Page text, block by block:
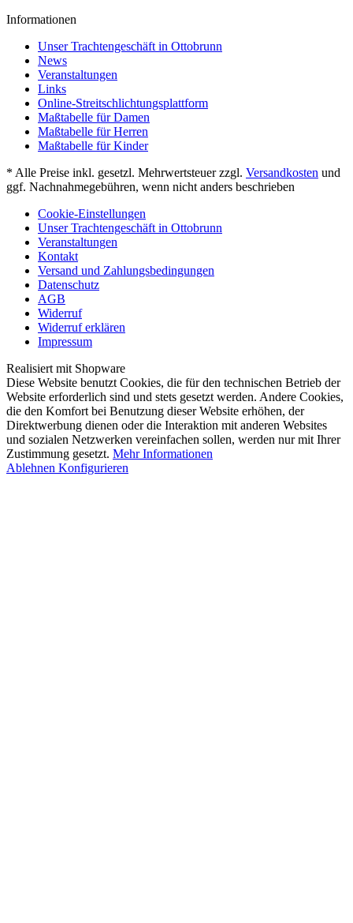
Informationen
Unser Trachtengeschäft in Ottobrunn
News
Veranstaltungen
Links
Online-Streitschlichtungsplattform
Maßtabelle für Damen
Maßtabelle für Herren
Maßtabelle für Kinder
* Alle Preise inkl. gesetzl. Mehrwertsteuer zzgl. Versandkosten und
ggf. Nachnahmegebühren, wenn nicht anders beschrieben
Cookie-Einstellungen
Unser Trachtengeschäft in Ottobrunn
Veranstaltungen
Kontakt
Versand und Zahlungsbedingungen
Datenschutz
AGB
Widerruf
Widerruf erklären
Impressum
Realisiert mit Shopware
Diese Website benutzt Cookies, die für den technischen Betrieb der
Website erforderlich sind und stets gesetzt werden. Andere Cookies,
die den Komfort bei Benutzung dieser Website erhöhen, der
Direktwerbung dienen oder die Interaktion mit anderen Websites
und sozialen Netzwerken vereinfachen sollen, werden nur mit Ihrer
Zustimmung gesetzt. Mehr Informationen
Ablehnen Konfigurieren